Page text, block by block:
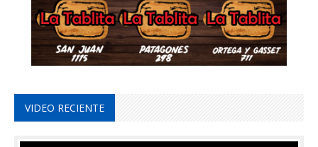
VIDEO RECIENTE